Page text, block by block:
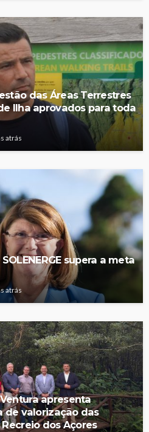
das Áreas Terrestres
Ilha aprovados para toda
atrás
supera a meta
atrás
apresenta
de valorização das
dos Açores